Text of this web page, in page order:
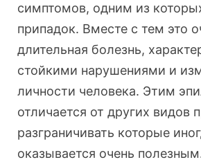
симптомов, одним из
припадок. Вместе с тем это
длительная болезнь,
стойкими нарушениями и
личности человека. Этим
отличается от других видов
разграничивать которые
оказывается очень